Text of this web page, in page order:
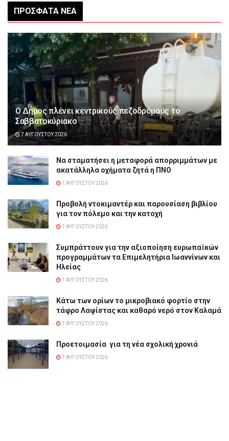
ΠΡΌΣΦΑΤΑ ΝΈΑ
Ο Δήμος πλένει κεντρικούς πεζοδρόμους το
Σαββατοκύριακο
7 ΑΥΓΟΎΣΤΟΥ 2026
Να σταματήσει η μεταφορά απορριμμάτων με
ακατάλληλα οχήματα ζητά η ΠΝΟ
7 ΑΥΓΟΎΣΤΟΥ 2026
Προβολή ντοκιμαντέρ και παρουσίαση βιβλίου
για τον πόλεμο και την κατοχή
7 ΑΥΓΟΎΣΤΟΥ 2026
Συμπράττουν για την αξιοποίηση ευρωπαϊκών
προγραμμάτων τα Επιμελητήρια Ιωαννίνων και
Ηλείας
7 ΑΥΓΟΎΣΤΟΥ 2026
Κάτω των ορίων το μικροβιακό φορτίο στην
τάφρο Λαψίστας και καθαρό νερό στον Καλαμά
7 ΑΥΓΟΎΣΤΟΥ 2026
Προετοιμασία για τη νέα σχολική χρονιά
7 ΑΥΓΟΎΣΤΟΥ 2026